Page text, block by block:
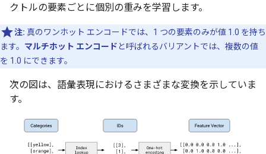
クトルの要素ごとに個別の重みを学習します。
注: 真のワンホット エンコードでは、1 つの要素のみが値 1.0 を持ち
ます。 マルチホット エンコード と呼ばれるバリアントでは、複数の値
を 1.0 にできます。
次の図は、語彙表現におけるさまざまな変換を示していま
す。